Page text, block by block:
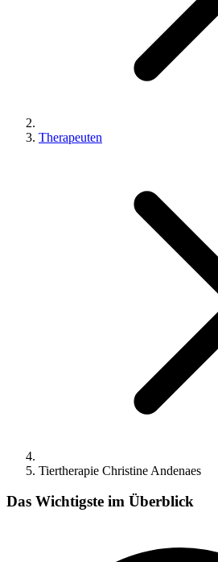
Therapeuten
Tiertherapie Christine Andenaes
Das Wichtigste im Überblick